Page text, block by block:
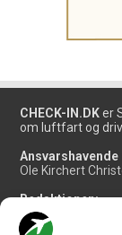
CHECK-IN.DK er
om luftfart og
Ole Kirchert
Redaktionen:
Christian Granhøj
Henrik